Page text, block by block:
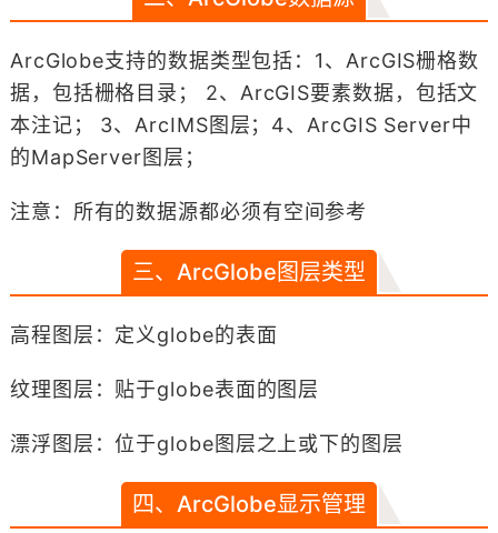
ArcGlobe支持的数据类型包括：1、ArcGIS栅格数
据，包括栅格目录； 2、ArcGIS要素数据，包括文
本注记； 3、ArcIMS图层；4、ArcGIS Server中
的MapServer图层；
注意：所有的数据源都必须有空间参考
三、ArcGlobe图层类型
高程图层：定义globe的表面
纹理图层：贴于globe表面的图层
漂浮图层：位于globe图层之上或下的图层
四、ArcGlobe显示管理